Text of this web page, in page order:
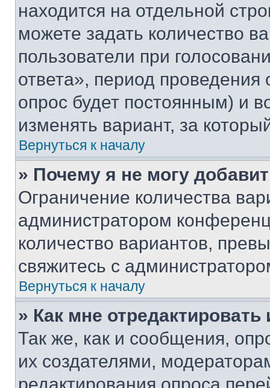
находится на отдельной
можете задать количество
пользователи при
ответа», период проведения
опрос будет постоянным) и
изменять вариант, за
Вернуться к началу
» Почему я не могу
Ограничение количества
администратором
количество вариантов,
свяжитесь с
Вернуться к началу
» Как мне
Так же, как и сообщения,
их создателями,